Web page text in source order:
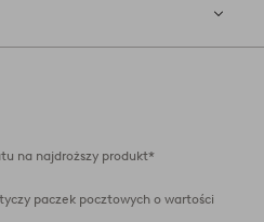
na najdroższy produkt*
paczek pocztowych o wartości